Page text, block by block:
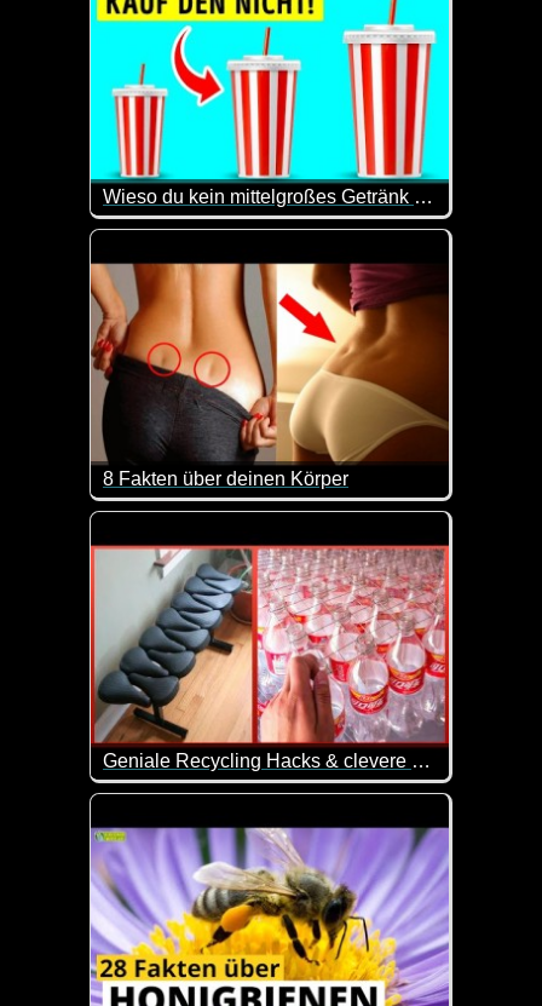
Wieso du kein mittelgroßes Getränk bestellen solltest
Von Limonade über Erdnussbutter bis hin zu
8 Fakten über deinen Körper
Unser Körper ist schon etwas unheimlich
Geniale Recycling Hacks & clevere Wege um alles um dich herum wiederzuverwerten
Wie immer kann man nicht mit allen Tipps was